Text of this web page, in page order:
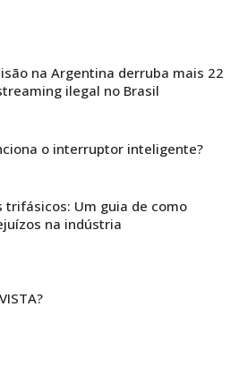
na Argentina derruba mais 22
ilegal no Brasil
o interruptor inteligente?
trifásicos: Um guia de como
na indústria